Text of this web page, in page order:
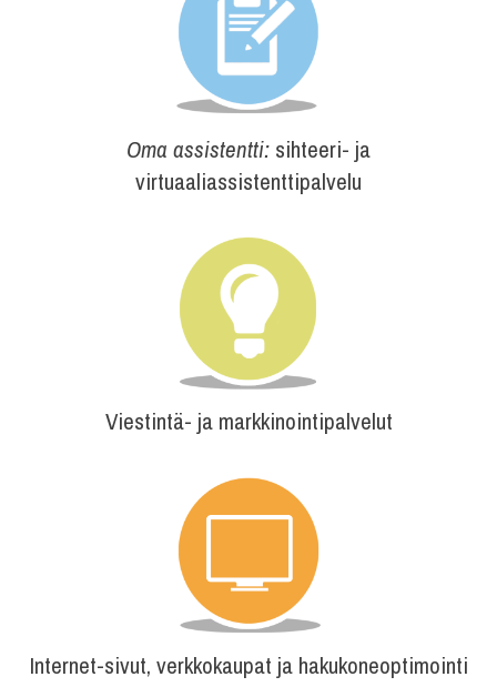
Oma assistentti: sihteeri- ja
virtuaaliassistenttipalvelu
Viestintä- ja markkinointipalvelut
Internet-sivut, verkkokaupat ja hakukoneoptimointi